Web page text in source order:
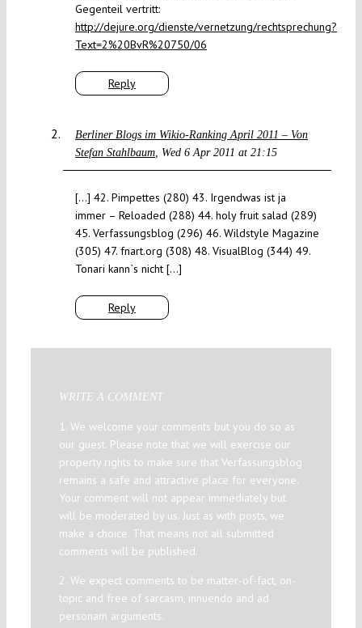
Reply
Gegenteil vertritt:
http://dejure.org/dienste/vernetzung/rechtsprechung?
Text=2%20BvR%20750/06
Berliner Blogs im Wikio-Ranking April 2011 – Von
Stefan Stahlbaum
Wed 6 Apr 2011 at 21:15
Reply
[…] 42. Pimpettes (280) 43. Irgendwas ist ja
immer – Reloaded (288) 44. holy fruit salad (289)
45. Verfassungsblog (296) 46. Wildstyle Magazine
(305) 47. fnart.org (308) 48. VisualBlog (344) 49.
Tonari kann`s nicht […]
WRITE A COMMENT
1. We welcome your comments but you do so as
our guest. Please note that we will exercise our
property rights to make sure that Verfassungsblog
remains a safe and attractive place for everyone.
Your comment will not appear immediately but
will be moderated by us. Just as with posts, we
make a choice. That means not all submitted
comments will be published.
2. We expect comments to be matter-of-fact, on-
topic and free of sarcasm, innuendo and ad
personam arguments.